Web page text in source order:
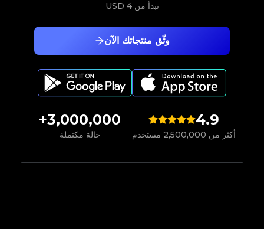
4.9
أكثر من 2,500,000 مستخدم
3,000,000+
حالة مكتملة
وثّق منتجاتك الآن
تبدأ من4 USD